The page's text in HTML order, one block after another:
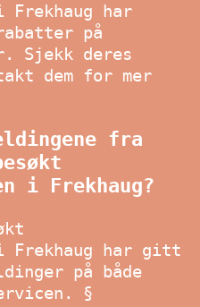
Frekhaug har
på
Sjekk deres
dem for mer
fra
i Frekhaug?
Frekhaug har gitt
på både
§